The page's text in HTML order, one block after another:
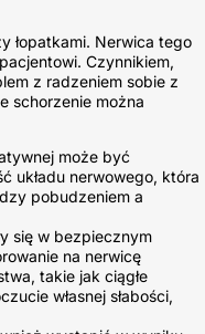
łopatkami. Nerwica tego
Czynnikiem,
z radzeniem sobie z
schorzenie można
może być
układu nerwowego, która
pobudzeniem a
się w bezpiecznym
na nerwicę
takie jak ciągłe
własnej słabości,